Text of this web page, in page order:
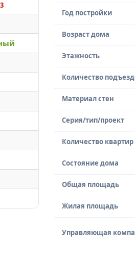
Год постройки
Возраст дома
Этажность
Количество
Материал стен
Серия/тип/проект
Количество квартир
Состояние дома
Общая площадь
Жилая площадь
Управляющая